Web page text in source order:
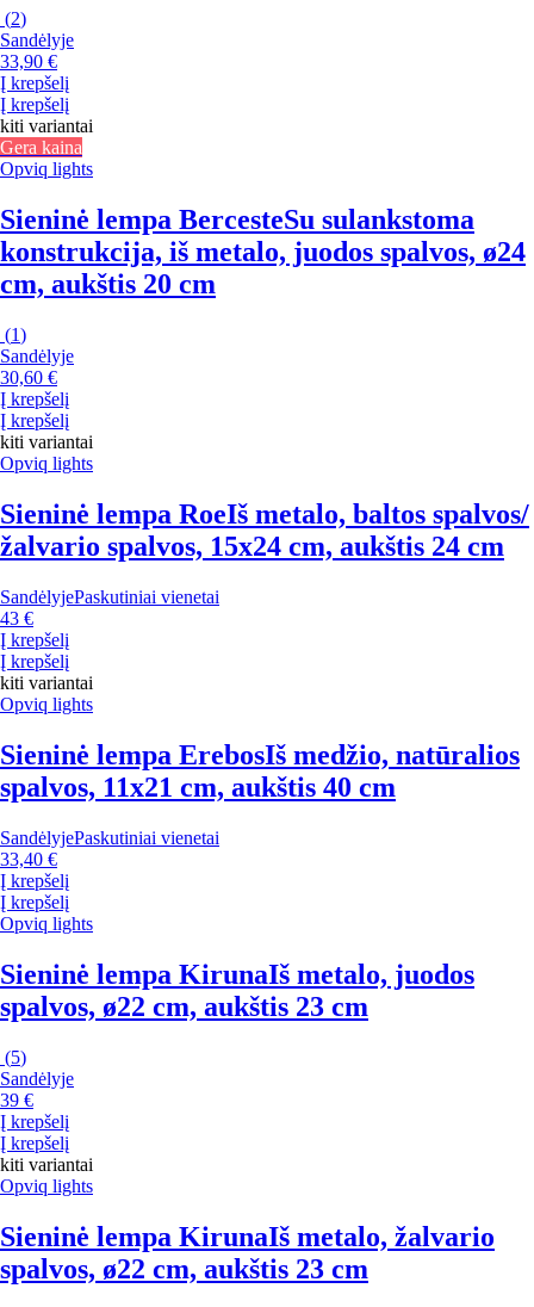
(2)
Sandėlyje
33,90 €
Į krepšelį
Į krepšelį
kiti variantai
Gera kaina
Opviq lights
Sieninė lempa BercesteSu sulankstoma
konstrukcija, iš metalo, juodos spalvos, ø24
cm, aukštis 20 cm
(1)
Sandėlyje
30,60 €
Į krepšelį
Į krepšelį
kiti variantai
Opviq lights
Sieninė lempa RoeIš metalo, baltos spalvos/
žalvario spalvos, 15x24 cm, aukštis 24 cm
SandėlyjePaskutiniai vienetai
43 €
Į krepšelį
Į krepšelį
kiti variantai
Opviq lights
Sieninė lempa ErebosIš medžio, natūralios
spalvos, 11x21 cm, aukštis 40 cm
SandėlyjePaskutiniai vienetai
33,40 €
Į krepšelį
Į krepšelį
Opviq lights
Sieninė lempa KirunaIš metalo, juodos
spalvos, ø22 cm, aukštis 23 cm
(5)
Sandėlyje
39 €
Į krepšelį
Į krepšelį
kiti variantai
Opviq lights
Sieninė lempa KirunaIš metalo, žalvario
spalvos, ø22 cm, aukštis 23 cm